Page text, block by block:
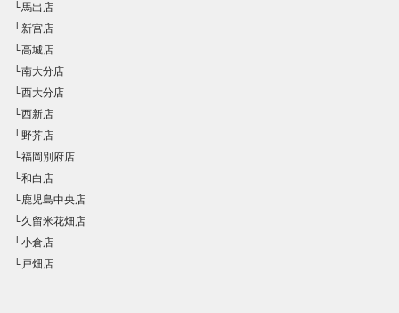
└馬出店
└新宮店
└高城店
└南大分店
└西大分店
└西新店
└野芥店
└福岡別府店
└和白店
└鹿児島中央店
└久留米花畑店
└小倉店
└戸畑店